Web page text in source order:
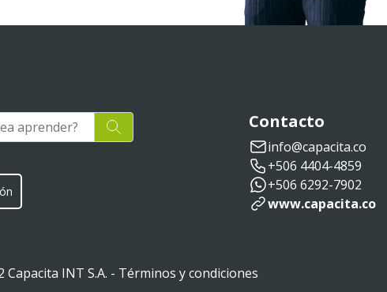
Contacto
info@capacita.co
+506 4404-4859
+506 6292-7902
www.capacita.co
INT S.A. - Términos y condiciones